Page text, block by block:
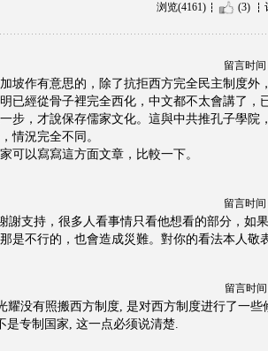
浏览(4161) (3)
留言时间
坡作有意思的，除了抗拒西方完全民主制度外
已經從骨子裡完全西化，中文都不太會講了，
步，才說保存儒家文化。這與中共推孔子學院
情況完全不同。
可以寫寫這方面文章，比較一下。
留言时间
謝支持，很多人看事情只看他想看的部分，如
是不行的，也會造成災難。對你的看法本人敬
留言时间
耀没有照搬西方制度, 是对西方制度进行了一些
是专制国家, 这一点必须说清楚.